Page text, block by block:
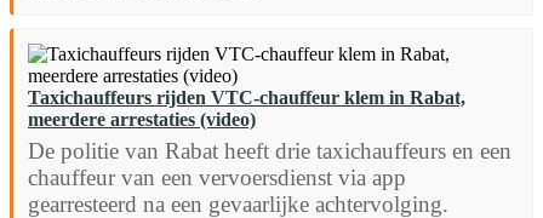
Taxichauffeurs rijden VTC-chauffeur klem in Rabat,
meerdere arrestaties (video)
De politie van Rabat heeft drie taxichauffeurs en een
chauffeur van een vervoersdienst via app
gearresteerd na een gevaarlijke achtervolging.